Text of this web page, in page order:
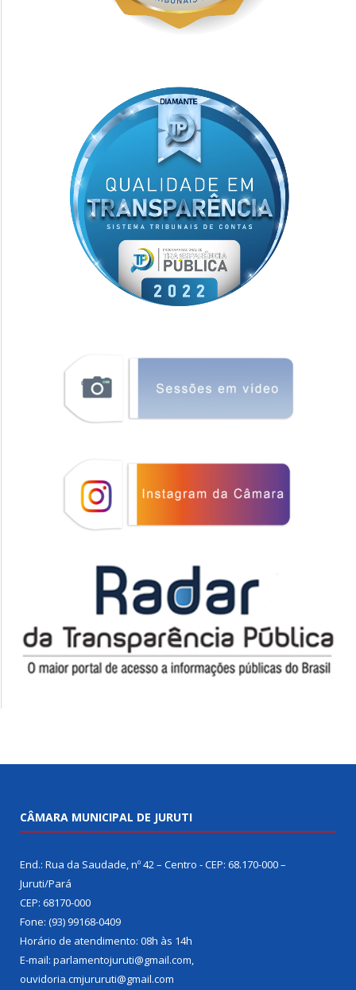
CÂMARA MUNICIPAL DE JURUTI
End.: Rua da Saudade, nº 42 – Centro - CEP: 68.170-000 –
Juruti/Pará
CEP: 68170-000
Fone: (93) 99168-0409
Horário de atendimento: 08h às 14h
E-mail: parlamentojuruti@gmail.com,
ouvidoria.cmjururuti@gmail.com